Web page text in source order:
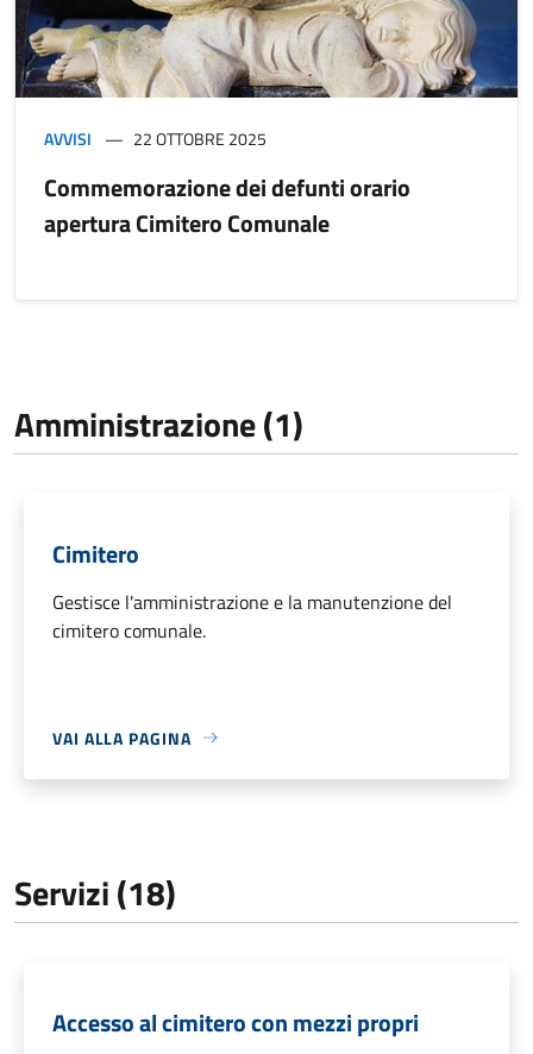
AVVISI 22 OTTOBRE 2025
Commemorazione dei defunti orario
apertura Cimitero Comunale
Amministrazione (1)
Cimitero
Gestisce l'amministrazione e la manutenzione del
cimitero comunale.
VAI ALLA PAGINA
Servizi (18)
Accesso al cimitero con mezzi propri